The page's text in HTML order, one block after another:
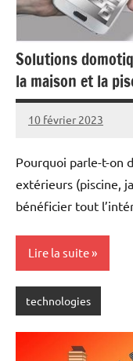
Solutions
la maison et la
10 février 2023
rédaction
Pourquoi parle-t-on
extérieurs (piscine,
bénéficier tout
Lire la suite
technologies